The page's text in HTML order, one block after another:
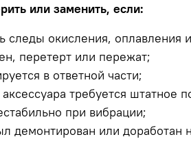
или заменить, если:
следы окисления, оплавления
перетерт или пережат;
в ответной части;
требуется штатное
при вибрации;
демонтирован или доработан